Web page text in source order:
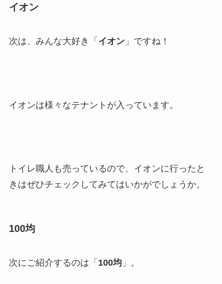
イオン
次は、みんな大好き「 イオン」ですね！
イオンは様々なテナントが入っています。
トイレ職人も売っているので、イオンに行ったと
きはぜひチェックしてみてはいかがでしょうか。
100均
次にご紹介するのは「 100均」。